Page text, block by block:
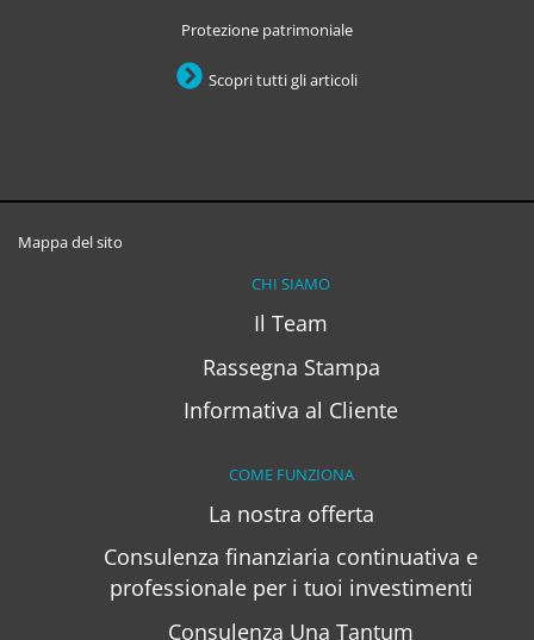
Protezione patrimoniale
Scopri tutti gli articoli
Mappa del sito
CHI SIAMO
Il Team
Rassegna Stampa
Informativa al Cliente
COME FUNZIONA
La nostra offerta
Consulenza finanziaria continuativa e
professionale per i tuoi investimenti
Consulenza Una Tantum